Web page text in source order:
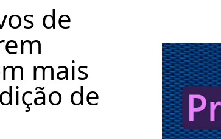
de
mais
de